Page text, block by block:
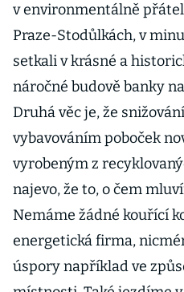
v environmentálně
Praze-Stodůlkách, v
setkali v krásné a
náročné budově banky
Druhá věc je, že
vybavováním poboček
vyrobeným z
najevo, že to, o čem
Nemáme žádné kouřící
energetická firma,
úspory například ve